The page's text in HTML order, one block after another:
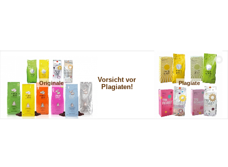
Vorsicht vor
Plagiaten!
Originale Plagiate